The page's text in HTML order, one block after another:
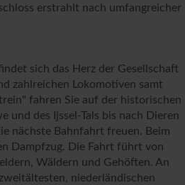
erstrahlt nach umfangreicher
sich das Herz der Gesellschaft
zahlreichen Lokomotiven samt
fahren Sie auf der historischen
und des Ijssel-Tals bis nach Dieren
nächste Bahnfahrt freuen. Beim
Dampfzug. Die Fahrt führt von
Wäldern und Gehöften. An
niederländischen